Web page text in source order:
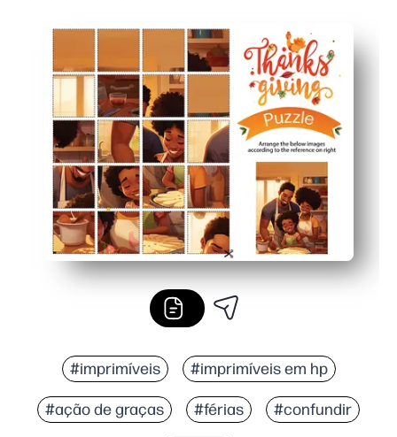
Conveniência sem preparação: basta baixar e
Alto engajamento - uma cena familiar aconchegante
Versátil para casa ou para a sala de aula — ideal para
Opção reutilizável: lamine ou coloque um protetor de
#imprimíveis #imprimíveis em hp
#ação de graças #férias #confundir